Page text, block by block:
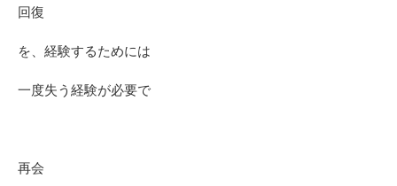
回復
を、経験するためには
一度失う経験が必要で
再会